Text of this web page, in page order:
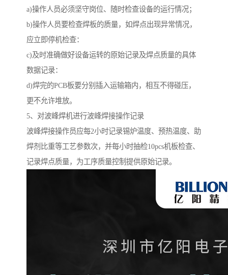
a)操作人员必须坚守岗位、随时检查设备的运行情况；
b)操作人员要检查焊板的质量，如焊点出现异常情况，
应立即停机检查：
c)及时准确做好设备运转的原始记录及焊点质量的具体
数据记录：
d)焊完的PCB板要分别插入运输箱内，相互不得碰压，
更不允许堆放。
5、对波峰焊机进行波峰焊接操作记录
波峰焊接操作员应每2小时记录锡炉温度、预热温度、助
焊剂比重等工艺参数次，并每小时抽检10pcs机板检查、
记录焊点质量，为工序质量控制提供原始记录。